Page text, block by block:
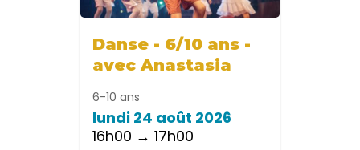
Danse - 6/10 ans -
avec Anastasia
6-10 ans
lundi 24 août 2026
16h00 → 17h00